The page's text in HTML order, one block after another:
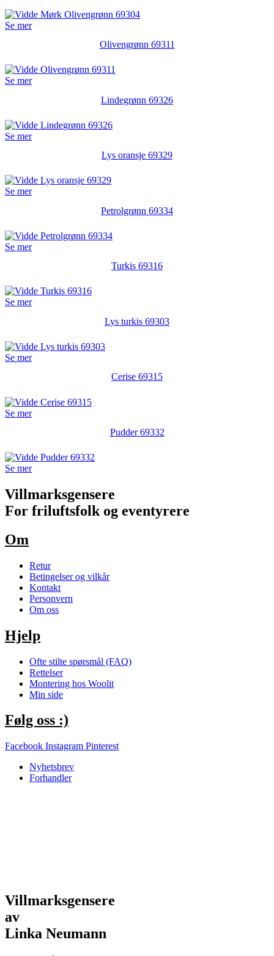
Se mer
Olivengrønn 69311
Se mer
Lindegrønn 69326
Se mer
Lys oransje 69329
Se mer
Petrolgrønn 69334
Se mer
Turkis 69316
Se mer
Lys turkis 69303
Se mer
Cerise 69315
Se mer
Pudder 69332
Se mer
Villmarksgensere
For friluftsfolk og eventyrere
Om
Retur
Betingelser og vilkår
Kontakt
Personvern
Om oss
Hjelp
Ofte stilte spørsmål (FAQ)
Rettelser
Montering hos Woolit
Min side
Følg oss :)
Facebook Instagram Pinterest
Nyhetsbrev
Forhandler
Villmarksgensere
av
Linka Neumann